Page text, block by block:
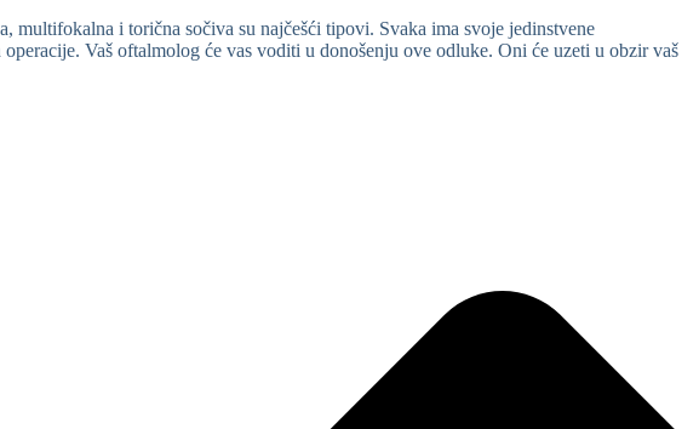
i torična sočiva su najčešći tipovi. Svaka ima svoje jedinstvene
Vaš oftalmolog će vas voditi u donošenju ove odluke. Oni će uzeti u obzir vaš